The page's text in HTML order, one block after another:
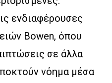
ενδιαφέρουσες
Bowen, όπου
σε άλλα
νόημα μέσα